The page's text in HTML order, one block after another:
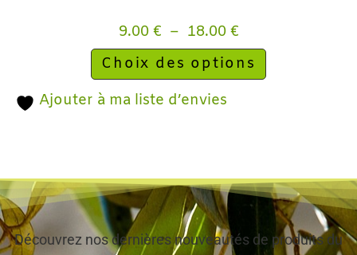
9.00 € – 18.00 €
Choix des options
Ajouter à ma liste d’envies
Découvrez nos dernières nouveautés de produits du